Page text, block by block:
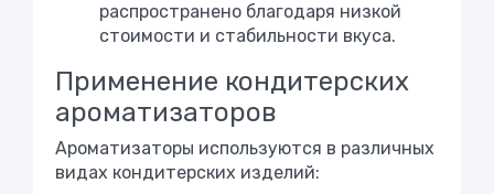
распространено благодаря низкой
стоимости и стабильности вкуса.
Применение кондитерских
ароматизаторов
Ароматизаторы используются в различных
видах кондитерских изделий: